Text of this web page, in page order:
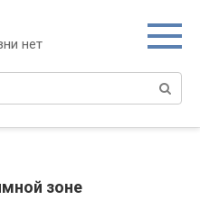
нет
зоне